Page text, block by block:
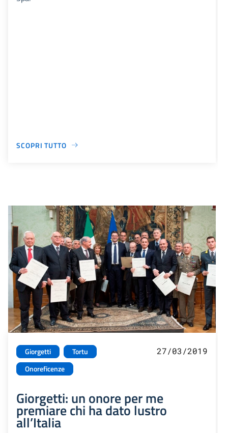
SCOPRI TUTTO
Giorgetti
Tortu
Onoreficenze
27/03/2019
Giorgetti: un onore per me
premiare chi ha dato lustro
all’Italia